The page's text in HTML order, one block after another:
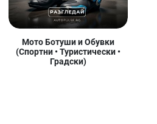
Мото Ботуши и Обувки
(Спортни • Туристически •
Градски)